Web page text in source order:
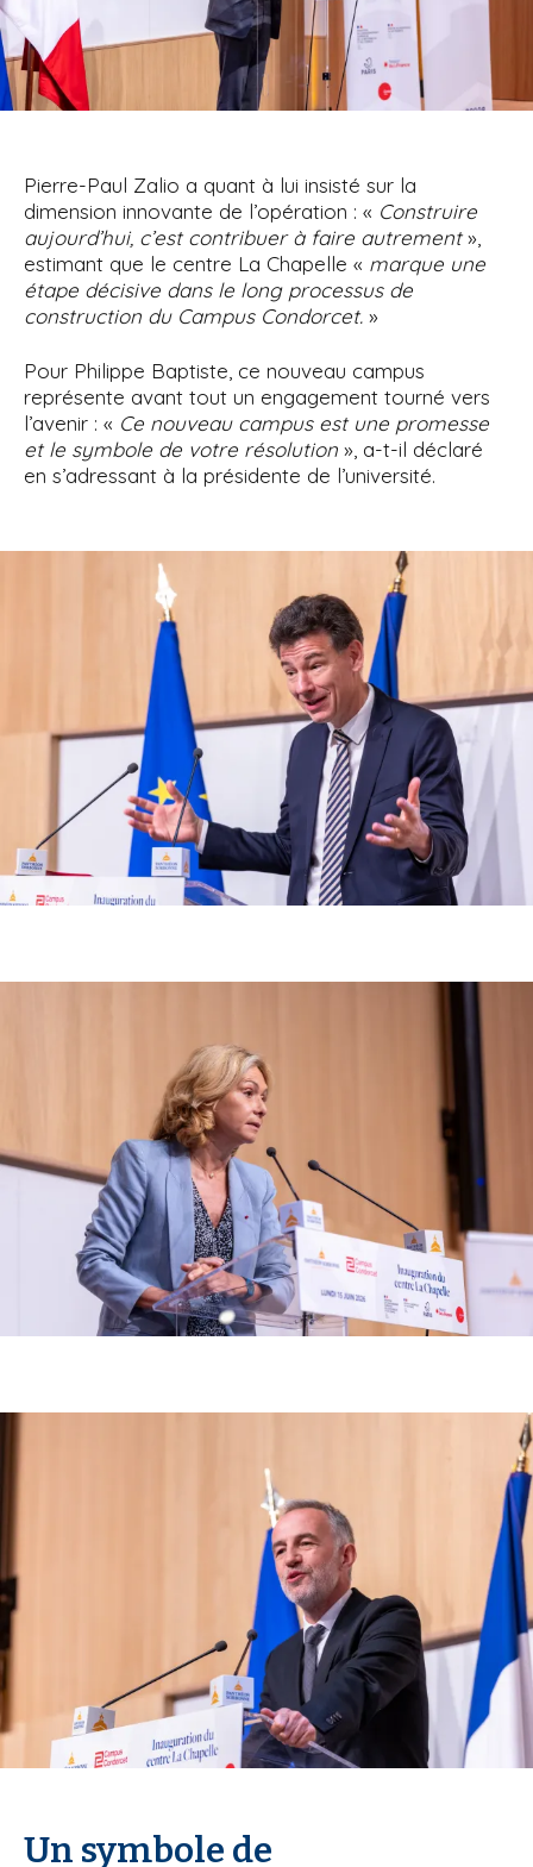
Pierre-Paul Zalio a quant à lui insisté sur la
dimension innovante de l’opération : « Construire
aujourd’hui, c’est contribuer à faire autrement»,
estimant que le centre La Chapelle « marque une
étape décisive dans le long processus de
construction du Campus Condorcet. »
Pour Philippe Baptiste, ce nouveau campus
représente avant tout un engagement tourné vers
l’avenir : « Ce nouveau campus est une promesse
et le symbole de votre résolution », a-t-il déclaré
en s’adressant à la présidente de l’université.
Un symbole de